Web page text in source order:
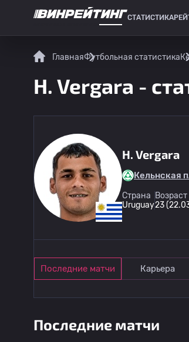
СТАТИСТИКА
ГлавнаяФутбольная статистика
H. Vergara -
H. Vergara
Кельнская
Страна
Uruguay
Возраст
23
Последние матчи Карьера
Последние матчи